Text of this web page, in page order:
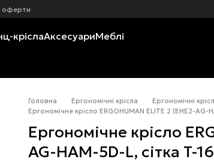
оферти
кріслаАксесуариМеблі
Головна Ергономічні крісла
Ергономічні
Ергономічне крісло ERGOHUMAN ELITE 2 (EHE2-AG-
Ергономічне крісло
AG-HAM-5D-L, сітка T-